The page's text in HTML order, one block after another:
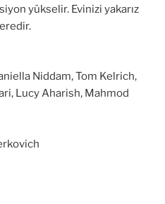
yükselir. Evinizi yakarız
Niddam, Tom Kelrich,
Lucy Aharish, Mahmod